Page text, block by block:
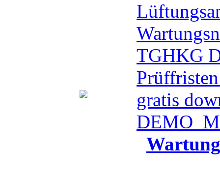
TGHKG
gratis
DEMO